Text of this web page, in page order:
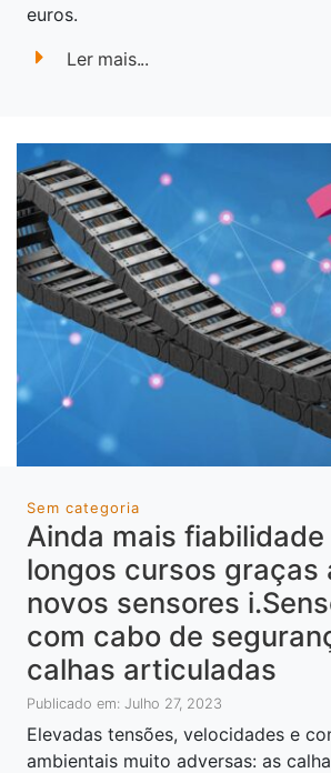
euros.
Ler mais...
Sem categoria
Ainda mais fiabilidade
longos cursos graças
novos sensores
com cabo de
calhas articuladas
Publicado em: Julho 27, 2023
Elevadas tensões, velocidades e
ambientais muito adversas: as